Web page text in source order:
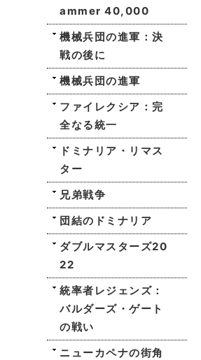
ammer 40,000
機械兵団の進軍：決
戦の後に
機械兵団の進軍
ファイレクシア：完
全なる統一
ドミナリア・リマス
ター
兄弟戦争
団結のドミナリア
ダブルマスターズ20
22
統率者レジェンズ：
バルダーズ・ゲート
の戦い
ニューカペナの街角